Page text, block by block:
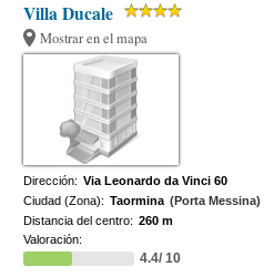
Villa Ducale
Mostrar en el mapa
Dirección: Via Leonardo da Vinci 60
Ciudad (Zona): Taormina (Porta Messina)
Distancia del centro: 260 m
Valoración:
4.4/ 10